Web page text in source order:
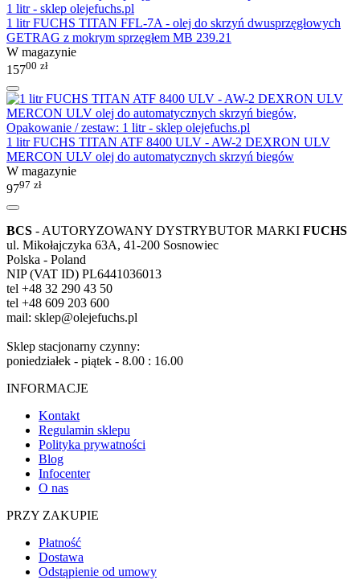
1 litr FUCHS TITAN FFL-7A - olej do skrzyń dwusprzęgłowych
GETRAG z mokrym sprzęgłem MB 239.21
W magazynie
15700 zł
1 litr FUCHS TITAN ATF 8400 ULV - AW-2 DEXRON ULV
MERCON ULV olej do automatycznych skrzyń biegów
W magazynie
9797 zł
BCS - AUTORYZOWANY DYSTRYBUTOR MARKI FUCHS
ul. Mikołajczyka 63A, 41-200 Sosnowiec
Polska - Poland
NIP (VAT ID) PL6441036013
tel +48 32 290 43 50
tel +48 609 203 600
mail: sklep@olejefuchs.pl
Sklep stacjonarny czynny:
poniedziałek - piątek - 8.00 : 16.00
INFORMACJE
Kontakt
Regulamin sklepu
Polityka prywatności
Blog
Infocenter
O nas
PRZY ZAKUPIE
Płatność
Dostawa
Odstąpienie od umowy